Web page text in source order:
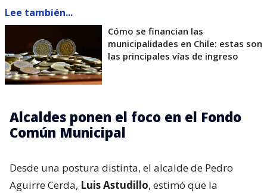
Lee también...
Cómo se financian las
municipalidades en Chile: estas son
las principales vías de ingreso
Alcaldes ponen el foco en el Fondo
Común Municipal
Desde una postura distinta, el alcalde de Pedro
Aguirre Cerda, Luis Astudillo, estimó que la